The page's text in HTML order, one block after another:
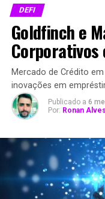
DEFI
Goldfinch e
Corporativos
Mercado de Crédito
inovações em
Publicado a 6
Por: Ronan Alves